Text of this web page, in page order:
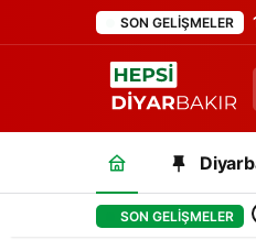
SON GELIŞMELER
SON GELIŞMELER